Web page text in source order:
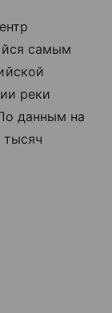
самым
реки
данным на